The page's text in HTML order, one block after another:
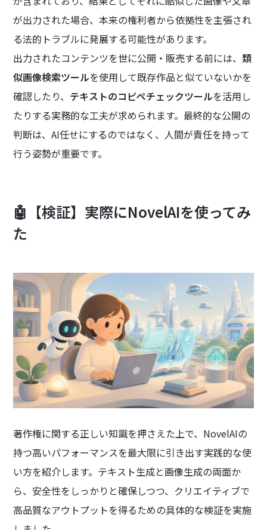
が出力された場合、本来の権利者から依拠性を主張され
る法的トラブルに発展する可能性があります。
出力されたコンテンツを世に公開・販売する前には、類
似画像検索ツールを使用して既存作品と似ていないかを
確認したり、 テキストのコピペチェックツールを活用し
たりする実務的な工夫が求められます。最終的な公開の
判断は、AI任せにするのではなく、人間が責任を持って
行う姿勢が重要です。
🤖【検証】実際にNovelAIを使ってみ
た
著作権に関する正しい知識を押さえた上で、NovelAIの
持つ高いパフォーマンスを最大限に引き出す実践的な使
い方を紹介します。テキスト生成と画像生成の両面か
ら、安全性をしっかりと確保しつつ、クリエイティブで
高品質なアウトプットを得るための具体的な検証を実施